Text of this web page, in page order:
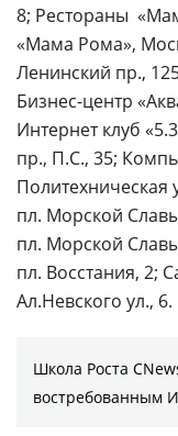
8; Рестораны 
«Мама Рома»,
Ленинский пр.,
Бизнес-центр
Интернет клуб
пр., П.С., 35;
Политехническая
пл. Морской
пл. Морской
пл. Восстания, 2;
Ал.Невского ул., 6.
Школа Роста
востребованным